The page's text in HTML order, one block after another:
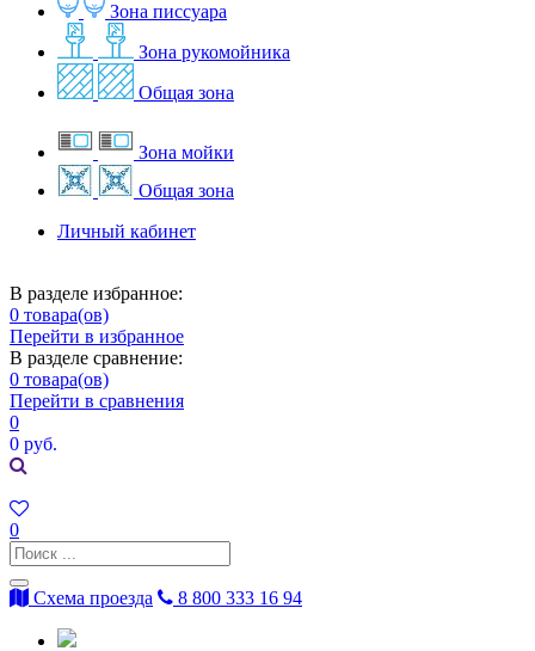
Зона писсуара
Зона рукомойника
Общая зона
Зона мойки
Общая зона
Личный кабинет
В разделе избранное:
0 товара(ов)
Перейти в избранное
В разделе сравнение:
0 товара(ов)
Перейти в сравнения
0
0 руб.
0
Схема проезда 8 800 333 16 94